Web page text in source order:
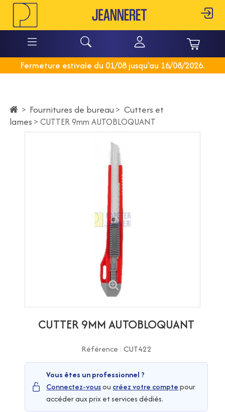
Fermeture estivale du 01/08 jusqu'au 16/08/2026.
> Fournitures de bureau > Cutters et
lames >CUTTER 9mm AUTOBLOQUANT
CUTTER 9MM AUTOBLOQUANT
Référence : CUT422
Vous êtes un professionnel ?
Connectez-vousou créez votre comptepour
accéder aux prix et services dédiés.